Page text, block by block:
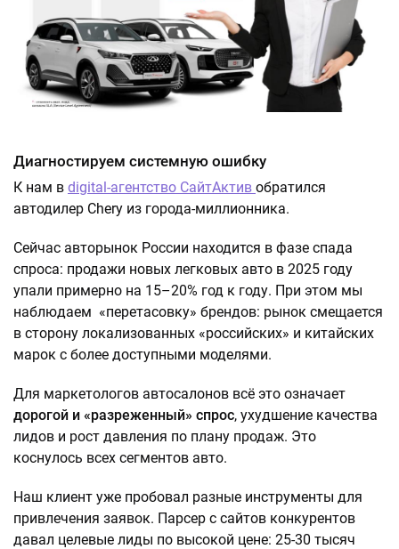
Диагностируем системную ошибку
К нам в digital-агентство СайтАктив обратился
автодилер Chery из города-миллионника.
Сейчас авторынок России находится в фазе спада
спроса: продажи новых легковых авто в 2025 году
упали примерно на 15–20% год к году. При этом мы
наблюдаем «перетасовку» брендов: рынок смещается
в сторону локализованных «российских» и китайских
марок с более доступными моделями.
Для маркетологов автосалонов всё это означает
дорогой и «разреженный» спрос, ухудшение качества
лидов и рост давления по плану продаж. Это
коснулось всех сегментов авто.
Наш клиент уже пробовал разные инструменты для
привлечения заявок. Парсер с сайтов конкурентов
давал целевые лиды по высокой цене: 25-30 тысяч